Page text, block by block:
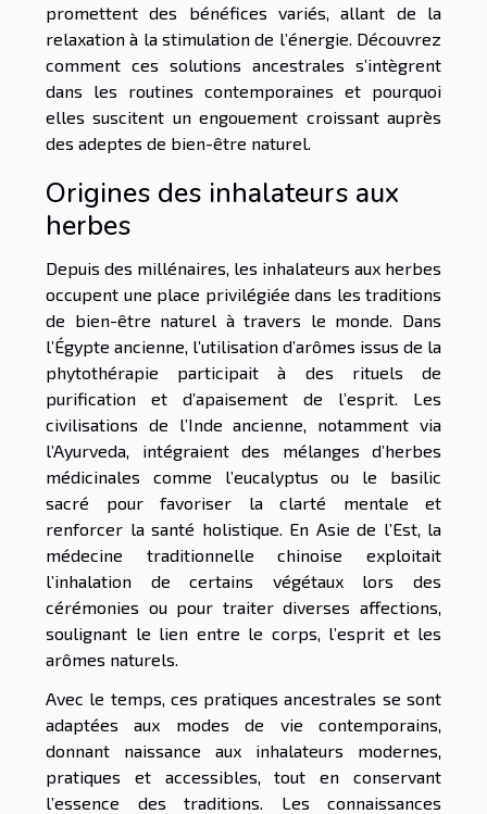
promettent des bénéfices variés, allant de la
relaxation à la stimulation de l’énergie. Découvrez
comment ces solutions ancestrales s’intègrent
dans les routines contemporaines et pourquoi
elles suscitent un engouement croissant auprès
des adeptes de bien-être naturel.
Origines des inhalateurs aux
herbes
Depuis des millénaires, les inhalateurs aux herbes
occupent une place privilégiée dans les traditions
de bien-être naturel à travers le monde. Dans
l’Égypte ancienne, l’utilisation d’arômes issus de la
phytothérapie participait à des rituels de
purification et d’apaisement de l’esprit. Les
civilisations de l’Inde ancienne, notamment via
l’Ayurveda, intégraient des mélanges d’herbes
médicinales comme l’eucalyptus ou le basilic
sacré pour favoriser la clarté mentale et
renforcer la santé holistique. En Asie de l’Est, la
médecine traditionnelle chinoise exploitait
l’inhalation de certains végétaux lors des
cérémonies ou pour traiter diverses affections,
soulignant le lien entre le corps, l’esprit et les
arômes naturels.
Avec le temps, ces pratiques ancestrales se sont
adaptées aux modes de vie contemporains,
donnant naissance aux inhalateurs modernes,
pratiques et accessibles, tout en conservant
l’essence des traditions. Les connaissances